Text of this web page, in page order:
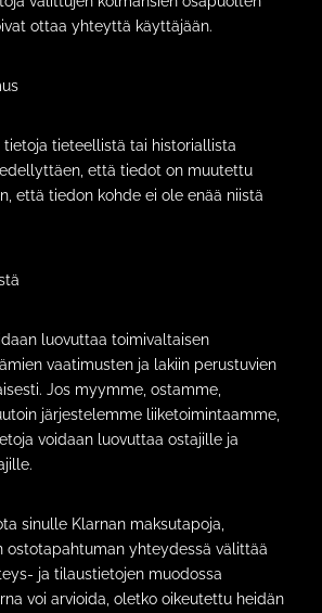
ottaa yhteyttä käyttäjään.
tieteellistä tai historiallista
että tiedot on muutettu
että tiedon kohde ei ole enää niistä
luovuttaa toimivaltaisen
vaatimusten ja lakiin perustuvien
Jos myymme, ostamme,
järjestelemme liiketoimintaamme,
voidaan luovuttaa ostajille ja
sinulle Klarnan maksutapoja,
ostotapahtuman yhteydessä välittää
ja tilaustietojen muodossa
voi arvioida, oletko oikeutettu heidän